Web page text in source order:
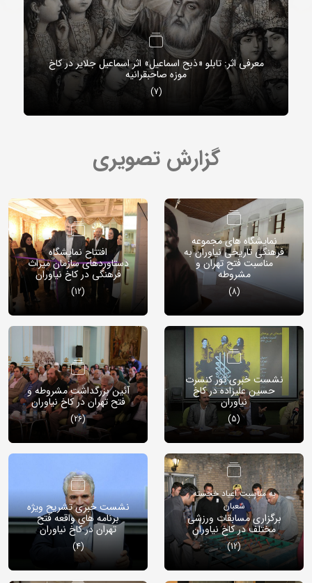
معرفی اثر: تابلو «ذبح اسماعیل» اثر
موزه صاحبقرانیه با روایتی بزرگ از تاریخ
گزارش تصویری
افتتاح نمایشگاه
دستاوردهای سازمان میراث
فرهنگی در کاخ نیاوران
(12)
نمایشگاه های مجموعه
فرهنگی تاریخی نیاوران به
مناسبت فتح تهران و
مشروطه
(8)
آئین بزرگداشت مشروطه و
فتح تهران در کاخ نیاوران
(26)
نشست خبری تور کنسرت
حسین علیزاده در کاخ
نیاوران
(5)
نشست خبری تشریح ویژه
برنامه های واقعه فتح
تهران در کاخ نیاوران
(4)
به مناسبت اعیاد خجسته
شعبان
برگزاری مسابقات ورزشی
مختلف در کاخ نیاوران
(12)